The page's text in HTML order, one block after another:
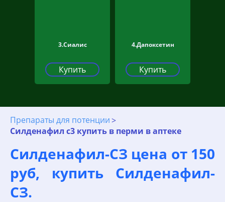
3.Сиалис
Купить
4.Дапоксетин
Купить
Препараты для потенции
Силденафил с3 купить в перми в аптеке
Силденафил-СЗ цена от 150
руб, купить Силденафил-
СЗ.